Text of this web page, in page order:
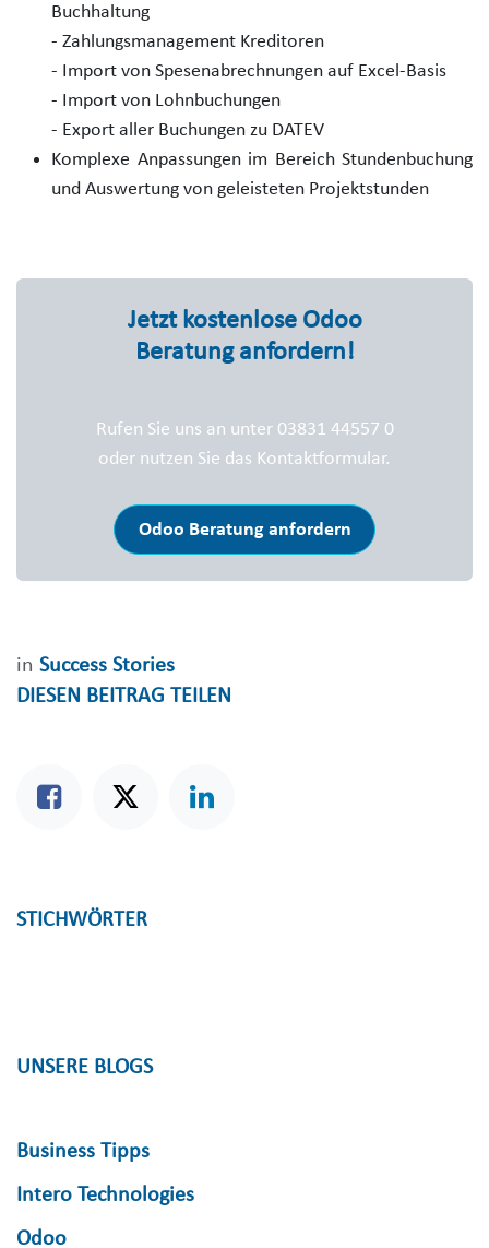
Buchhaltung
- Zahlungsmanagement Kreditoren
- Import von Spesenabrechnungen auf Excel-Basis
- Import von Lohnbuchungen
- Export aller Buchungen zu DATEV
Komplexe Anpassungen im Bereich Stundenbuchung
und Auswertung von geleisteten Projektstunden
Jetzt kostenlose Odoo
Beratung anfordern!
Rufen Sie uns an unter 03831 44557 0
oder nutzen Sie das Kontaktformular.
Odoo Beratung anfordern
in Success Stories
DIESEN BEITRAG TEILEN
STICHWÖRTER
UNSERE BLOGS
Business Tipps
Intero Technologies
Odoo